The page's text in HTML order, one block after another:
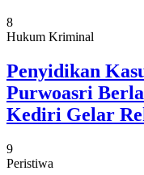
8
Hukum Kriminal
Penyidikan
Purwoasri
Kediri Gelar
9
Peristiwa